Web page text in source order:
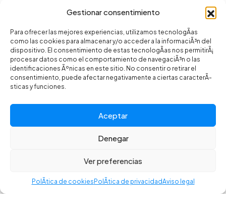
Gestionar consentimiento
Para ofrecer las mejores experiencias, utilizamos tecnologÃ­as
como las cookies para almacenar y/o acceder a la informaciÃ³n del
dispositivo. El consentimiento de estas tecnologÃ­as nos permitirÃ¡
procesar datos como el comportamiento de navegaciÃ³n o las
identificaciones Ãºnicas en este sitio. No consentir o retirar el
consentimiento, puede afectar negativamente a ciertas caracterÃ­
sticas y funciones.
Aceptar
Denegar
Ver preferencias
PolÃ­tica de cookies PolÃ­tica de privacidadAviso legal
Antipinchazos
ANTIPINCHAZOS 8 OZ
9,95€
VITTORIA TIRE MTB BARZO
ANTH/BLK/BLK
©2025 CR BIKES - Todos los derechos reservados. Desarrollado
Aviso legal